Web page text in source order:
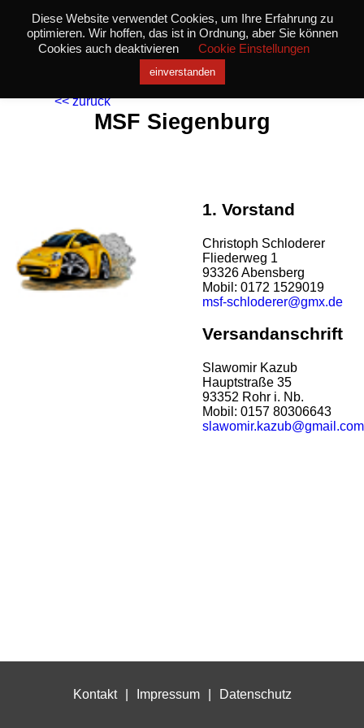
<< zurück
MSF Siegenburg
1. Vorstand
Christoph Schloderer
Fliederweg 1
93326 Abensberg
Mobil: 0172 1529019
msf-schloderer@gmx.de
Versandanschrift
Slawomir Kazub
Hauptstraße 35
93352 Rohr i. Nb.
Mobil: 0157 80306643
slawomir.kazub@gmail.com
Kontakt Impressum Datenschutz
Diese Website verwendet Cookies, um Ihre Erfahrung zu
optimieren. Wir hoffen, das ist in Ordnung, aber Sie können
Cookies auch deaktivieren
Cookie Einstellungen
einverstanden